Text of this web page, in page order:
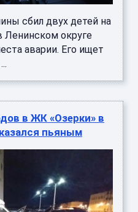
сбил двух детей на
Ленинском округе
аварии. Его ищет
в ЖК «Озерки» в
пьяным